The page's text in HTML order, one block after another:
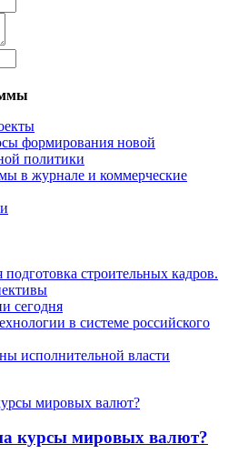
формирования новой
политики
в журнале и коммерческие
строительных кадров.
сегодня
в системе российского
исполнительной власти
курсы мировых валют?